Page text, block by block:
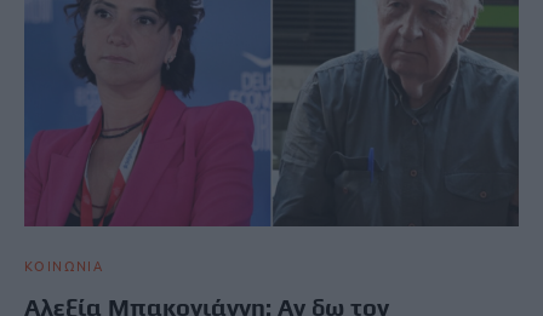
ΚΟΙΝΩΝΙΑ
Αλεξία Μπακογιάννη: Αν δω τον